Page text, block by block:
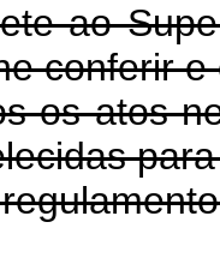
ao
conferir
os atos